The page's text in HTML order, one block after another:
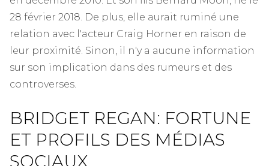
28 février 2018. De plus, elle aurait ruminé une
relation avec l'acteur Craig Horner en raison de
leur proximité. Sinon, il n'y a aucune information
sur son implication dans des rumeurs et des
controverses.
BRIDGET REGAN: FORTUNE
ET PROFILS DES MÉDIAS
SOCIAUX